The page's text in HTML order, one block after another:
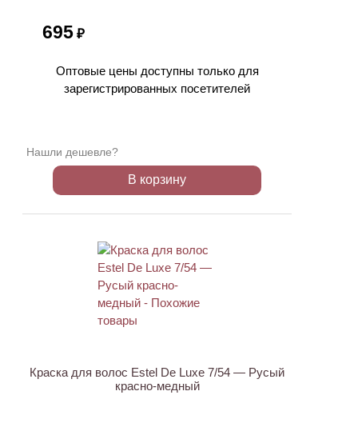
695 ₽
Оптовые цены доступны только для
зарегистрированных посетителей
Нашли дешевле?
В корзину
Краска для волос Estel De Luxe 7/54 — Русый
красно-медный